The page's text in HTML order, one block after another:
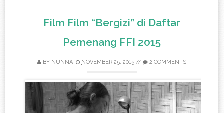
Film Film “Bergizi” di Daftar
Pemenang FFI 2015
BY NUNNA NOVEMBER 25, 2015 // 2 COMMENTS